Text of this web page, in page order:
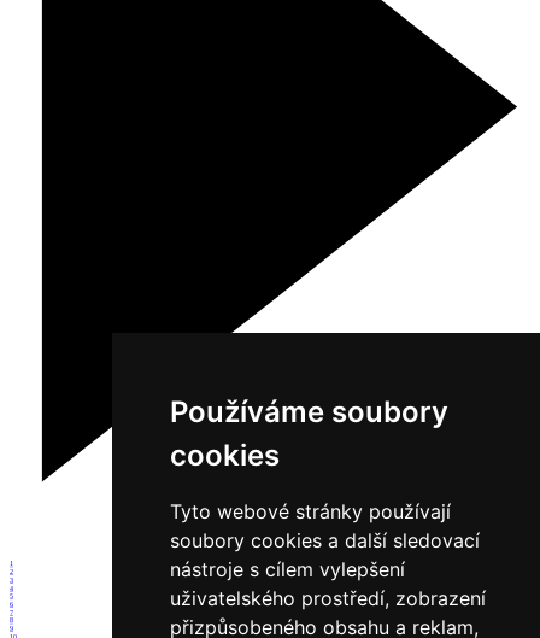
Používáme soubory
cookies
Tyto webové stránky používají
soubory cookies a další sledovací
nástroje s cílem vylepšení
uživatelského prostředí, zobrazení
přizpůsobeného obsahu a reklam,
1
2
3
4
5
6
7
8
9